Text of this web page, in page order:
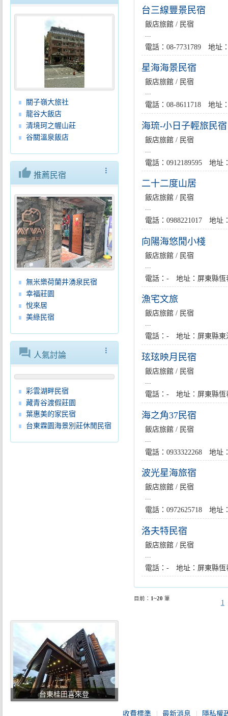
關子嶺大旅社
龍谷大飯店
清境珂之幄山莊
谷關溫泉飯店
more_vert
thumb_up 推薦民宿
無米樂荷蘭井湧泉民宿
幸福莊園
悅來居
美綠民宿
more_vert
forum 人氣討論
彩雲湖畔民宿
藏青谷渡假莊園
葉惠美的家民宿
台東霖園海景別莊休閒民宿
台三線豐景民宿
飯店旅館 / 民宿
電話：08-7731789 地址
星海海景民宿
飯店旅館 / 民宿
...
電話：08-8611718 地址
海琉-小日子輕旅民宿
飯店旅館 / 民宿
電話：0912189595 地址
二十二度山居
飯店旅館 / 民宿
...
電話：0988221017 地址
向陽海悠閒小棧
飯店旅館 / 民宿
電話：- 地址：屏東縣恆
漁宅文旅
飯店旅館 / 民宿
...
電話：- 地址：屏東縣東
玹玹映月民宿
飯店旅館 / 民宿
...
電話：- 地址：屏東縣恆
海之角37民宿
飯店旅館 / 民宿
電話：0933322268 地址
波光星海旅宿
飯店旅館 / 民宿
...
電話：0972625718 地址
洛夫特民宿
飯店旅館 / 民宿
電話：- 地址：屏東縣恆
目前： 1~20 筆
1
台東桂田喜來登
收費標準 最新消息 隱私權